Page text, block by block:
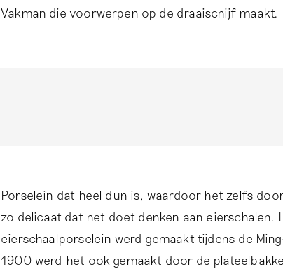
Vakman die voorwerpen op de draaischijf maakt.
Porselein dat heel dun is, waardoor het zelfs
zo delicaat dat het doet denken aan eierschalen.
eierschaalporselein werd gemaakt tijdens de
1900 werd het ook gemaakt door de